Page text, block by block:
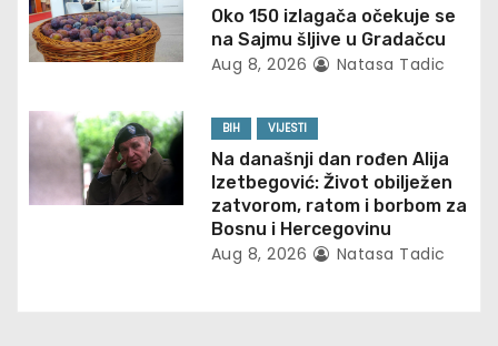
a
t
i
o
n
Oko 150 izlagača očekuje se
na Sajmu šljive u Gradačcu
Aug 8, 2026 Natasa Tadic
BIH VIJESTI
Na današnji dan rođen Alija
Izetbegović: Život obilježen
zatvorom, ratom i borbom za
Bosnu i Hercegovinu
Aug 8, 2026 Natasa Tadic